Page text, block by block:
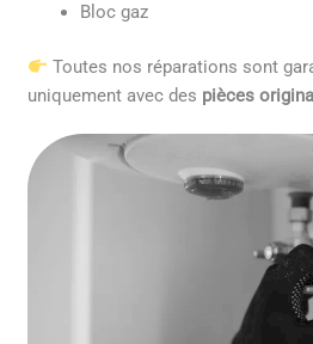
Bloc gaz
Toutes nos réparations sont
uniquement avec des pièces